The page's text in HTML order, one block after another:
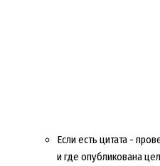
Если есть цитата -
и где опубликована